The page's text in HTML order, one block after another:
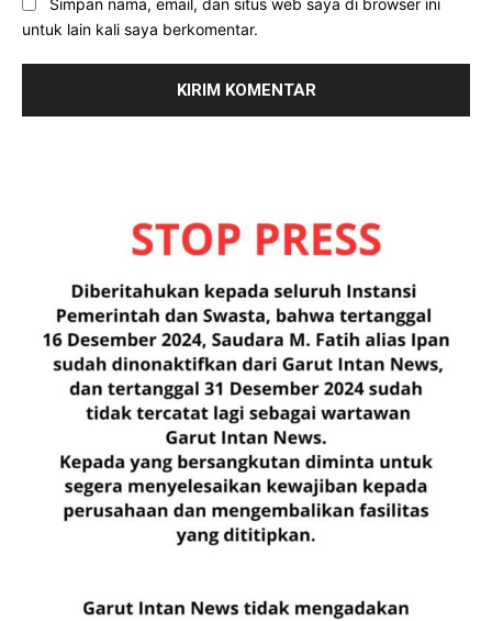
Simpan nama, email, dan situs web saya di browser ini
untuk lain kali saya berkomentar.